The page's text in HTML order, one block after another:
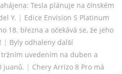
Tesla plánuje na čínském
Y. | Edice Envision S Platinum
18. března a očekává se, že jeho
| Byly odhaleny další
uvedením na duben a
juanů. | Chery Arrizo 8 Pro má